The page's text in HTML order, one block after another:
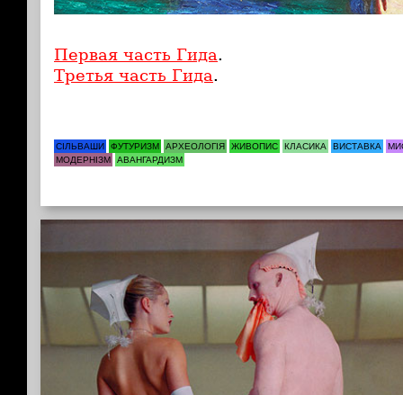
Первая часть Гида.
Третья часть Гида.
СІЛЬВАШИ ФУТУРИЗМ АРХЕОЛОГІЯ ЖИВОПИС КЛАСИКА ВИСТАВКА
МОДЕРНІЗМ
АВАНГАРДИЗМ